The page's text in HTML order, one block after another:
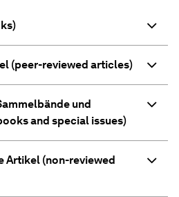
(peer-reviewed articles)
und
and special issues)
Artikel (non-reviewed